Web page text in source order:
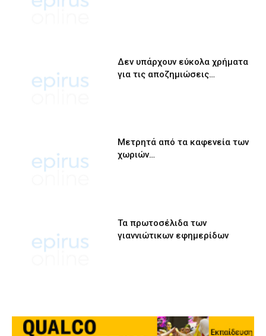
Δεν υπάρχουν εύκολα χρήματα
για τις αποζημιώσεις…
Μετρητά από τα καφενεία των
χωριών…
Τα πρωτοσέλιδα των
γιαννιώτικων εφημερίδων